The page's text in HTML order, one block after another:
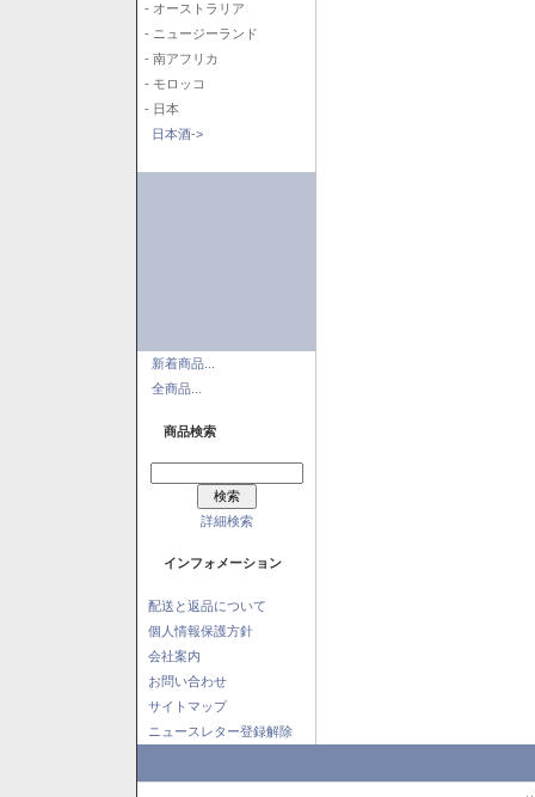
- オーストラリア
- ニュージーランド
- 南アフリカ
- モロッコ
- 日本
日本酒->
新着商品...
全商品...
商品検索
詳細検索
インフォメーション
配送と返品について
個人情報保護方針
会社案内
お問い合わせ
サイトマップ
ニュースレター登録解除